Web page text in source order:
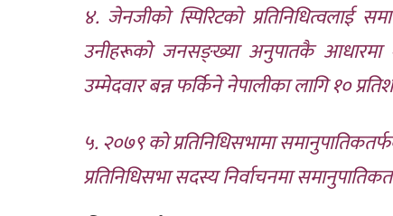
४. जेनजीको स्पिरिटको प्रतिनिधित्वलाई
उनीहरूको जनसङ्ख्या अनुपातकै आधारमा २७
उम्मेदवार बन्न फर्किने नेपालीका लागि १०
५. २०७९ को प्रतिनिधिसभामा
प्रतिनिधिसभा सदस्य निर्वाचनमा